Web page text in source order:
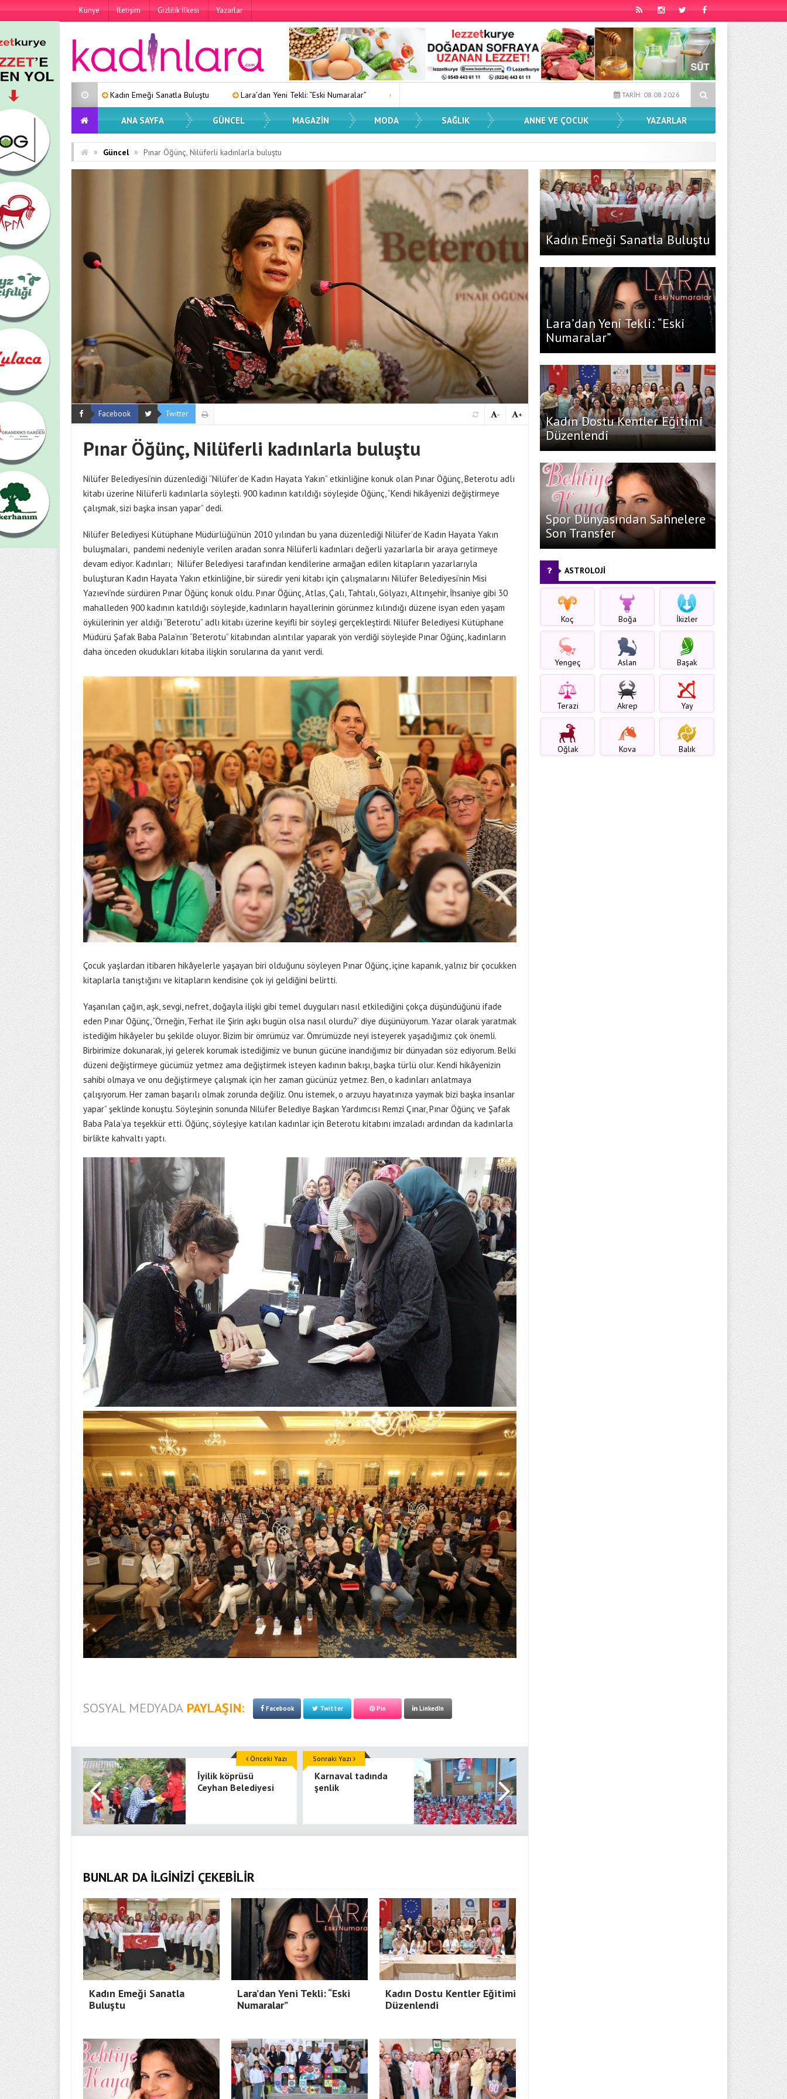
Künye İletişim Gizlilik İlkesi Yazarlar
Kadın Emeği Sanatla Buluştu Lara’dan Yeni Tekli: “Eski Numaralar” Kadın Dostu Kentler Eğitimi Düzenlendi Spor Dünyasından Sahnelere Son Transfer Yansımalar Sergisi İlçelerde Devam
TARİH: 08.08.2026
ANA SAYFA GÜNCEL MAGAZIN MODA SAĞLIK ANNE VE ÇOCUK YAZARLAR
» Güncel » Pınar Öğünç, Nilüferli kadınlarla buluştu
Facebook Twitter +
-
Pınar Öğünç, Nilüferli kadınlarla buluştu
Nilüfer Belediyesi’nin düzenlediği “Nilüfer’de Kadın Hayata Yakın” etkinliğine konuk olan Pınar Öğünç, Beterotu adlı
kitabı üzerine Nilüferli kadınlarla söyleşti. 900 kadının katıldığı söyleşide Öğünç, “Kendi hikâyenizi değiştirmeye
çalışmak, sizi başka insan yapar” dedi.
Nilüfer Belediyesi Kütüphane Müdürlüğü’nün 2010 yılından bu yana düzenlediği Nilüfer’de Kadın Hayata Yakın
buluşmaları, pandemi nedeniyle verilen aradan sonra Nilüferli kadınları değerli yazarlarla bir araya getirmeye
devam ediyor. Kadınları; Nilüfer Belediyesi tarafından kendilerine armağan edilen kitapların yazarlarıyla
buluşturan Kadın Hayata Yakın etkinliğine, bir süredir yeni kitabı için çalışmalarını Nilüfer Belediyesi’nin Misi
Yazıevi’nde sürdüren Pınar Öğünç konuk oldu. Pınar Öğünç, Atlas, Çalı, Tahtalı, Gölyazı, Altınşehir, İhsaniye gibi 30
mahalleden 900 kadının katıldığı söyleşide, kadınların hayallerinin görünmez kılındığı düzene isyan eden yaşam
öykülerinin yer aldığı “Beterotu” adlı kitabı üzerine keyifli bir söyleşi gerçekleştirdi. Nilüfer Belediyesi Kütüphane
Müdürü Şafak Baba Pala’nın “Beterotu” kitabından alıntılar yaparak yön verdiği söyleşide Pınar Öğünç, kadınların
daha önceden okudukları kitaba ilişkin sorularına da yanıt verdi.
Çocuk yaşlardan itibaren hikâyelerle yaşayan biri olduğunu söyleyen Pınar Öğünç, içine kapanık, yalnız bir çocukken
kitaplarla tanıştığını ve kitapların kendisine çok iyi geldiğini belirtti.
Yaşanılan çağın, aşk, sevgi, nefret, doğayla ilişki gibi temel duyguları nasıl etkilediğini çokça düşündüğünü ifade
eden Pınar Öğünç, “Örneğin, ‘Ferhat ile Şirin aşkı bugün olsa nasıl olurdu?’ diye düşünüyorum. Yazar olarak yaratmak
istediğim hikâyeler bu şekilde oluyor. Bizim bir ömrümüz var. Ömrümüzde neyi isteyerek yaşadığımız çok önemli.
Birbirimize dokunarak, iyi gelerek korumak istediğimiz ve bunun gücüne inandığımız bir dünyadan söz ediyorum. Belki
düzeni değiştirmeye gücümüz yetmez ama değiştirmek isteyen kadının bakışı, başka türlü olur. Kendi hikâyenizin
sahibi olmaya ve onu değiştirmeye çalışmak için her zaman gücünüz yetmez. Ben, o kadınları anlatmaya
çalışıyorum. Her zaman başarılı olmak zorunda değiliz. Onu istemek, o arzuyu hayatınıza yaymak bizi başka insanlar
yapar” şeklinde konuştu. Söyleşinin sonunda Nilüfer Belediye Başkan Yardımcısı Remzi Çınar, Pınar Öğünç ve Şafak
Baba Pala’ya teşekkür etti. Öğünç, söyleşiye katılan kadınlar için Beterotu kitabını imzaladı ardından da kadınlarla
birlikte kahvaltı yaptı.
SOSYAL MEDYADA PAYLAŞIN: Facebook Twitter Pin LinkedIn
İyilik köprüsü
Ceyhan Belediyesi
Önceki Yazı
Karnaval tadında
şenlik
Sonraki Yazı
BUNLAR DA İLGİNİZİ ÇEKEBİLİR
Kadın Emeği Sanatla
Buluştu
Lara’dan Yeni Tekli: “Eski
Numaralar”
Kadın Dostu Kentler Eğitimi
Düzenlendi
Kadın Emeği Sanatla Buluştu
Lara’dan Yeni Tekli: “Eski
Numaralar”
Kadın Dostu Kentler Eğitimi
Düzenlendi
Spor Dünyasından Sahnelere
Son Transfer
ASTROLOJİ
Koç Boğa İkizler
Yengeç Aslan Başak
Terazi Akrep Yay
Oğlak Kova Balık